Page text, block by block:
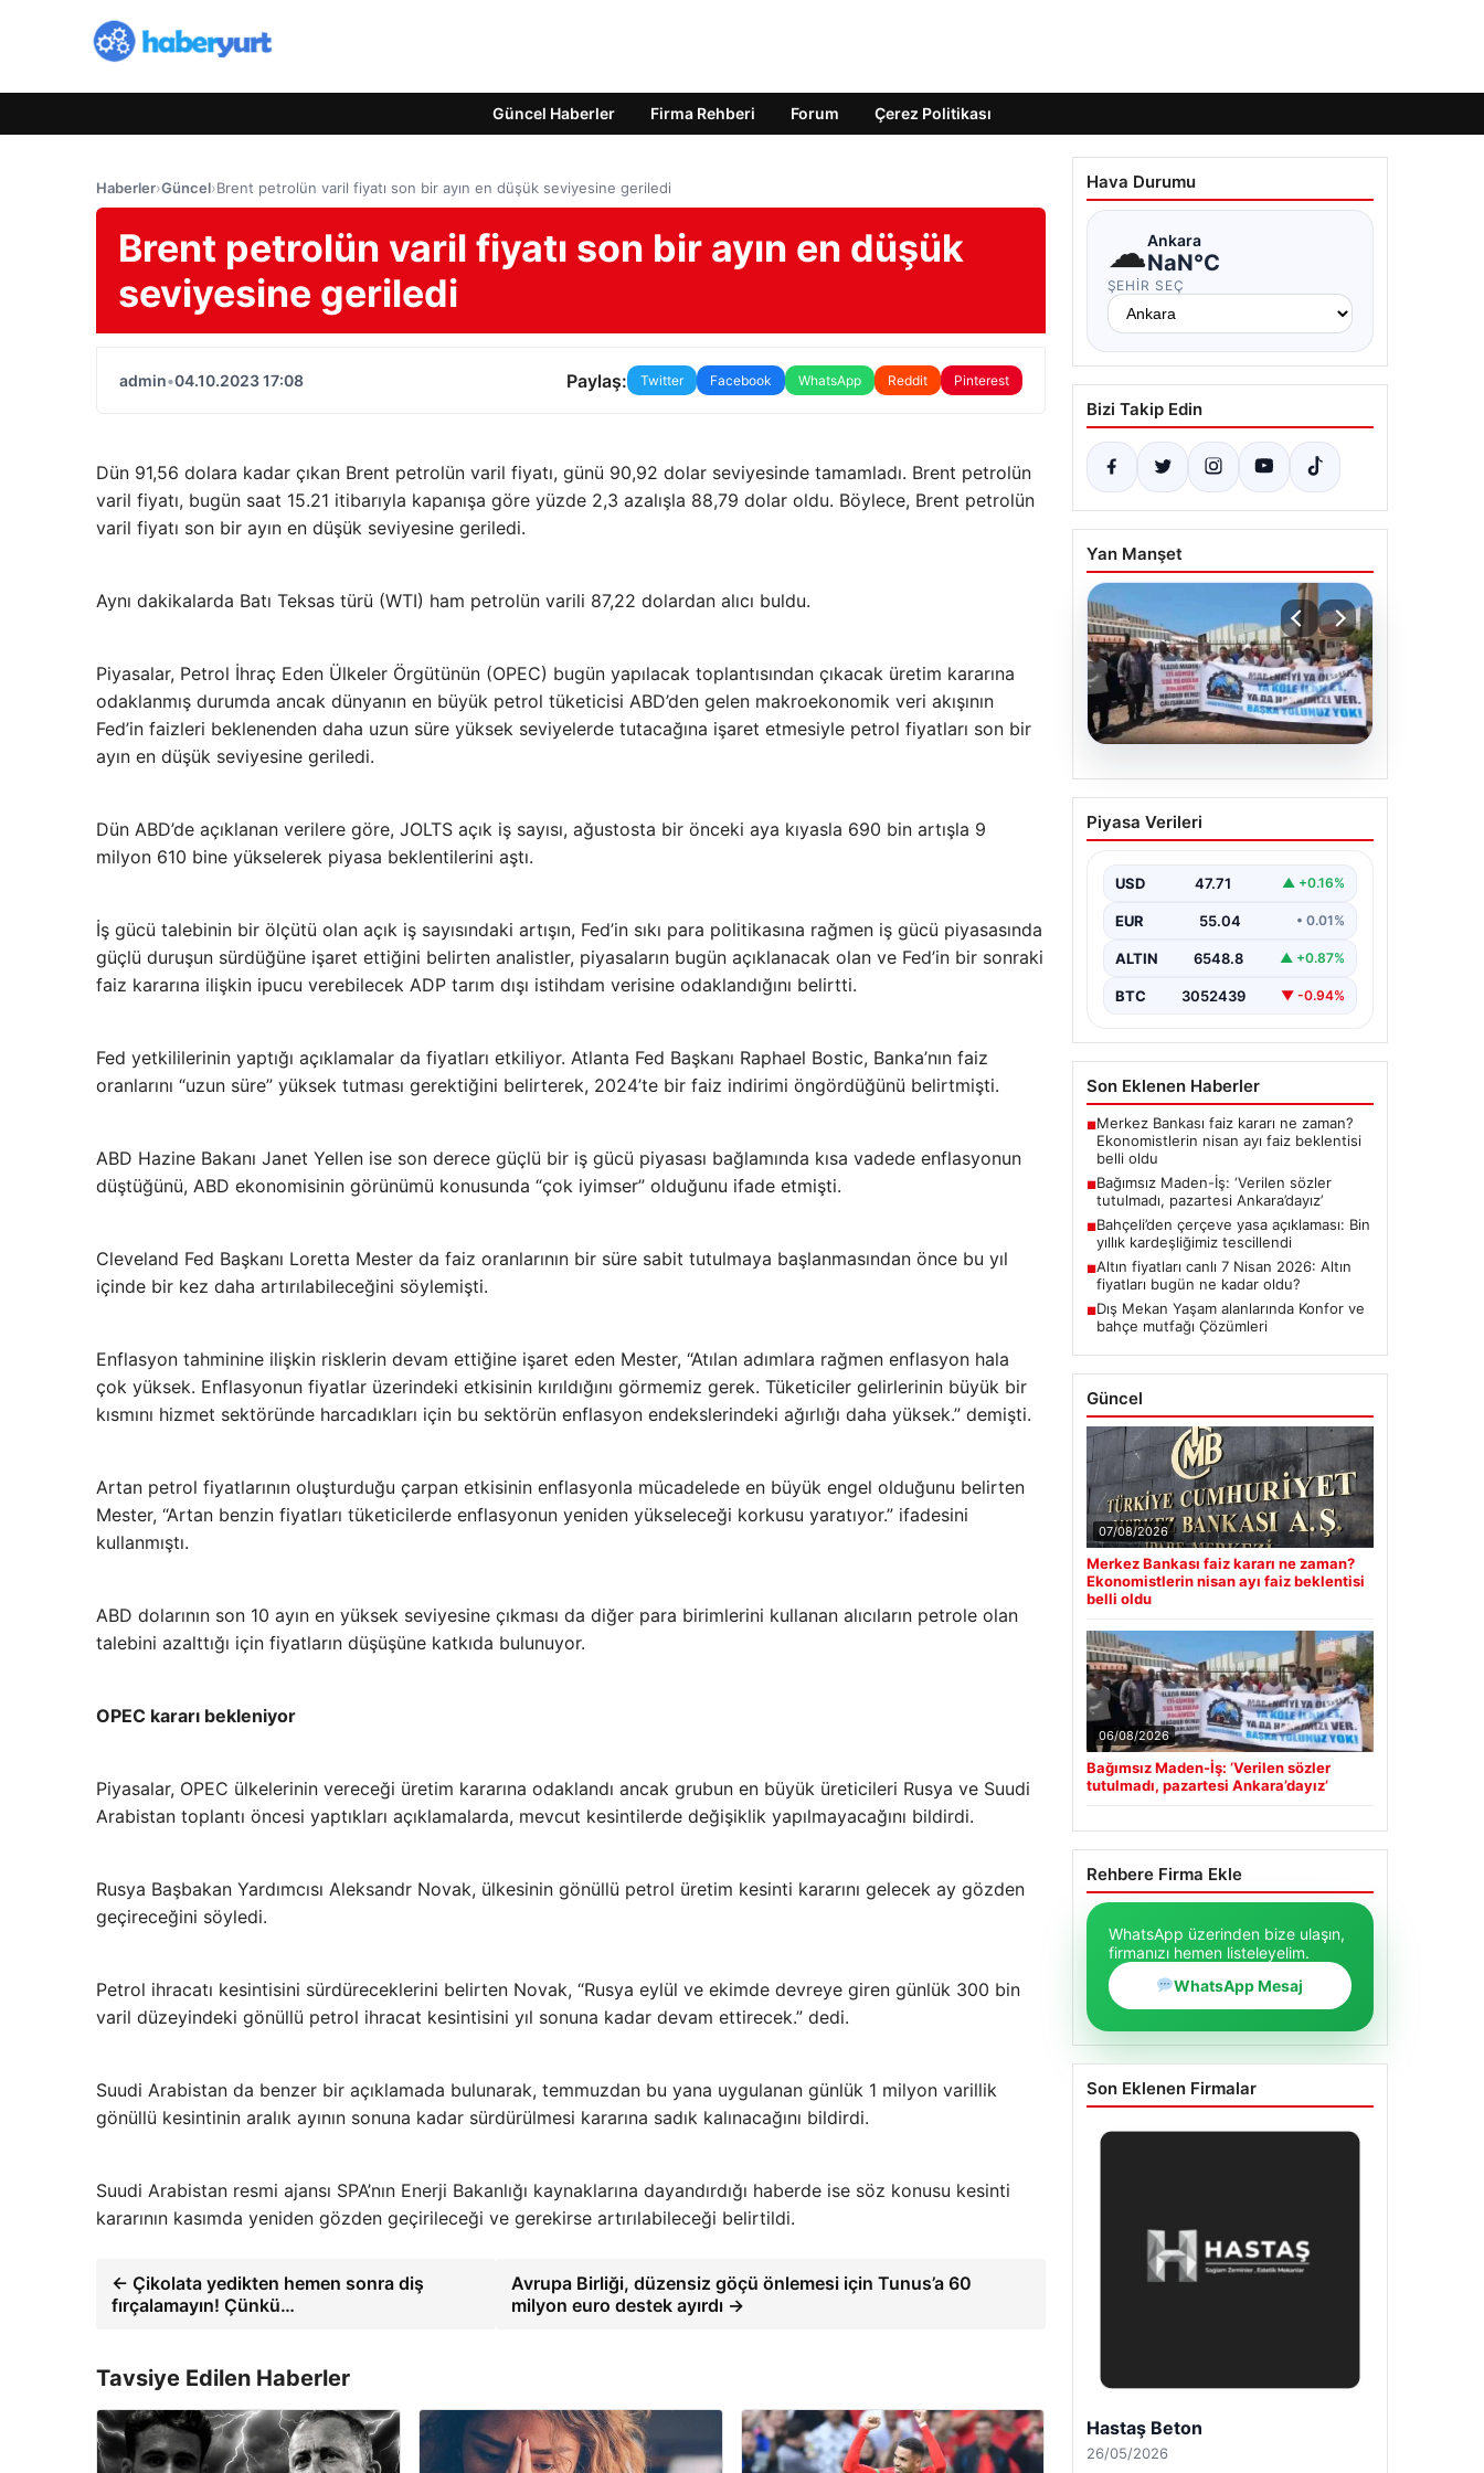
Güncel Haberler Firma Rehberi Forum Çerez Politikası
Haberler›Güncel›Brent petrolün varil fiyatı son bir ayın en düşük seviyesine geriledi
Brent petrolün varil fiyatı son bir ayın en düşük
seviyesine geriledi
admin•04.10.2023 17:08 Paylaş: Twitter Facebook WhatsApp Reddit Pinterest
Dün 91,56 dolara kadar çıkan Brent petrolün varil fiyatı, günü 90,92 dolar seviyesinde tamamladı. Brent petrolün
varil fiyatı, bugün saat 15.21 itibarıyla kapanışa göre yüzde 2,3 azalışla 88,79 dolar oldu. Böylece, Brent petrolün
varil fiyatı son bir ayın en düşük seviyesine geriledi.
Aynı dakikalarda Batı Teksas türü (WTI) ham petrolün varili 87,22 dolardan alıcı buldu.
Piyasalar, Petrol İhraç Eden Ülkeler Örgütünün (OPEC) bugün yapılacak toplantısından çıkacak üretim kararına
odaklanmış durumda ancak dünyanın en büyük petrol tüketicisi ABD’den gelen makroekonomik veri akışının
Fed’in faizleri beklenenden daha uzun süre yüksek seviyelerde tutacağına işaret etmesiyle petrol fiyatları son bir
ayın en düşük seviyesine geriledi.
Dün ABD’de açıklanan verilere göre, JOLTS açık iş sayısı, ağustosta bir önceki aya kıyasla 690 bin artışla 9
milyon 610 bine yükselerek piyasa beklentilerini aştı.
İş gücü talebinin bir ölçütü olan açık iş sayısındaki artışın, Fed’in sıkı para politikasına rağmen iş gücü piyasasında
güçlü duruşun sürdüğüne işaret ettiğini belirten analistler, piyasaların bugün açıklanacak olan ve Fed’in bir sonraki
faiz kararına ilişkin ipucu verebilecek ADP tarım dışı istihdam verisine odaklandığını belirtti.
Fed yetkililerinin yaptığı açıklamalar da fiyatları etkiliyor. Atlanta Fed Başkanı Raphael Bostic, Banka’nın faiz
oranlarını “uzun süre” yüksek tutması gerektiğini belirterek, 2024’te bir faiz indirimi öngördüğünü belirtmişti.
ABD Hazine Bakanı Janet Yellen ise son derece güçlü bir iş gücü piyasası bağlamında kısa vadede enflasyonun
düştüğünü, ABD ekonomisinin görünümü konusunda “çok iyimser” olduğunu ifade etmişti.
Cleveland Fed Başkanı Loretta Mester da faiz oranlarının bir süre sabit tutulmaya başlanmasından önce bu yıl
içinde bir kez daha artırılabileceğini söylemişti.
Enflasyon tahminine ilişkin risklerin devam ettiğine işaret eden Mester, “Atılan adımlara rağmen enflasyon hala
çok yüksek. Enflasyonun fiyatlar üzerindeki etkisinin kırıldığını görmemiz gerek. Tüketiciler gelirlerinin büyük bir
kısmını hizmet sektöründe harcadıkları için bu sektörün enflasyon endekslerindeki ağırlığı daha yüksek.” demişti.
Artan petrol fiyatlarının oluşturduğu çarpan etkisinin enflasyonla mücadelede en büyük engel olduğunu belirten
Mester, “Artan benzin fiyatları tüketicilerde enflasyonun yeniden yükseleceği korkusu yaratıyor.” ifadesini
kullanmıştı.
ABD dolarının son 10 ayın en yüksek seviyesine çıkması da diğer para birimlerini kullanan alıcıların petrole olan
talebini azalttığı için fiyatların düşüşüne katkıda bulunuyor.
OPEC kararı bekleniyor
Piyasalar, OPEC ülkelerinin vereceği üretim kararına odaklandı ancak grubun en büyük üreticileri Rusya ve Suudi
Arabistan toplantı öncesi yaptıkları açıklamalarda, mevcut kesintilerde değişiklik yapılmayacağını bildirdi.
Rusya Başbakan Yardımcısı Aleksandr Novak, ülkesinin gönüllü petrol üretim kesinti kararını gelecek ay gözden
geçireceğini söyledi.
Petrol ihracatı kesintisini sürdüreceklerini belirten Novak, “Rusya eylül ve ekimde devreye giren günlük 300 bin
varil düzeyindeki gönüllü petrol ihracat kesintisini yıl sonuna kadar devam ettirecek.” dedi.
Suudi Arabistan da benzer bir açıklamada bulunarak, temmuzdan bu yana uygulanan günlük 1 milyon varillik
gönüllü kesintinin aralık ayının sonuna kadar sürdürülmesi kararına sadık kalınacağını bildirdi.
Suudi Arabistan resmi ajansı SPA’nın Enerji Bakanlığı kaynaklarına dayandırdığı haberde ise söz konusu kesinti
kararının kasımda yeniden gözden geçirileceği ve gerekirse artırılabileceği belirtildi.
← Çikolata yedikten hemen sonra diş
fırçalamayın! Çünkü…
Avrupa Birliği, düzensiz göçü önlemesi için Tunus’a 60
milyon euro destek ayırdı →
Tavsiye Edilen Haberler
Hava Durumu
☁Ankara
NaN°C
ŞEHIR SEÇ
Bizi Takip Edin
Yan Manşet
Bağımsız Maden-İş:
‘Verilen sözler
Ankara’dayız’
Piyasa Verileri
USD 47.71 ▲ +0.16%
EUR 55.04 • 0.01%
ALTIN 6548.8 ▲ +0.87%
BTC 3052439 ▼ -0.94%
Son Eklenen Haberler
■Merkez Bankası faiz kararı ne zaman?
Ekonomistlerin nisan ayı faiz beklentisi
belli oldu
■Bağımsız Maden-İş: ‘Verilen sözler
tutulmadı, pazartesi Ankara’dayız’
■Bahçeli’den çerçeve yasa açıklaması: Bin
yıllık kardeşliğimiz tescillendi
■Altın fiyatları canlı 7 Nisan 2026: Altın
fiyatları bugün ne kadar oldu?
■Dış Mekan Yaşam alanlarında Konfor ve
bahçe mutfağı Çözümleri
Güncel
07/08/2026
Merkez Bankası faiz kararı ne zaman?
Ekonomistlerin nisan ayı faiz beklentisi
belli oldu
06/08/2026
Bağımsız Maden-İş: ‘Verilen sözler
tutulmadı, pazartesi Ankara’dayız’
Rehbere Firma Ekle
WhatsApp üzerinden bize ulaşın,
firmanızı hemen listeleyelim.
WhatsApp Mesaj
Son Eklenen Firmalar
Enes Kaplan Avukatlık Bürosu
28/04/2026